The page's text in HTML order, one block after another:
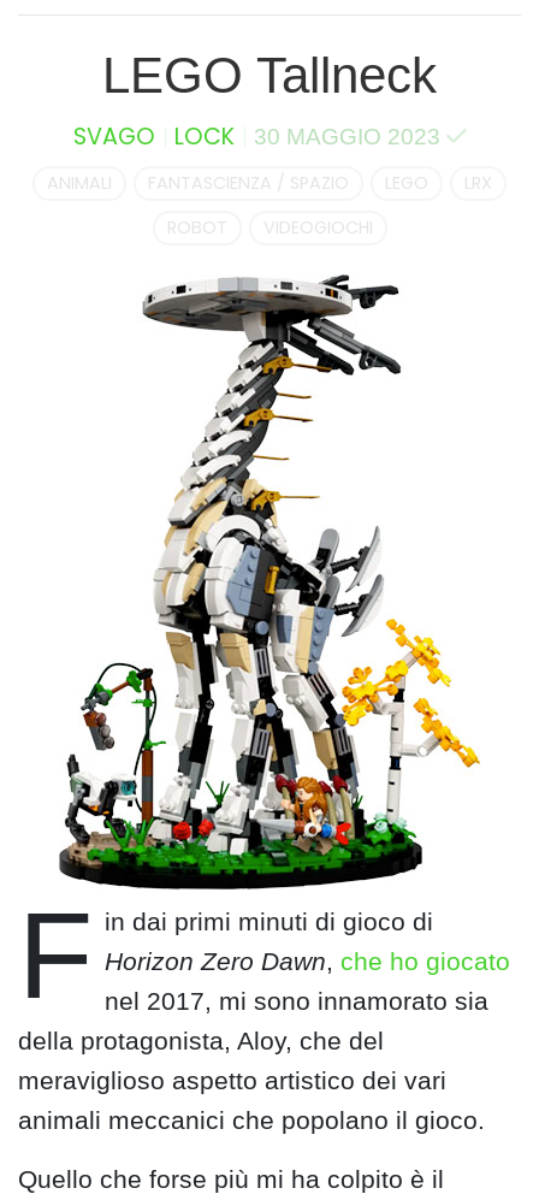
LEGO Tallneck
SVAGO LOCK 30 MAGGIO 2023
ANIMALI FANTASCIENZA / SPAZIO LEGO
LRX
ROBOT
VIDEOGIOCHI
F
in dai primi minuti di gioco di
Horizon Zero Dawn, che ho giocato
nel 2017, mi sono innamorato sia
della protagonista, Aloy, che del
meraviglioso aspetto artistico dei vari
animali meccanici che popolano il gioco.
Quello che forse più mi ha colpito è il